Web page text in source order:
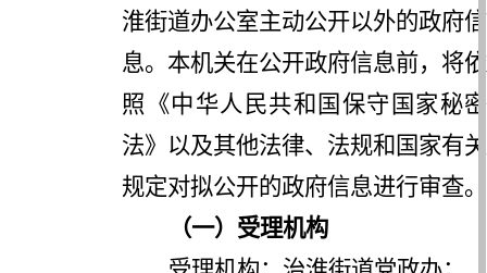
淮街道办公室主动公开以外的政府信
息。本机关在公开政府信息前，将依
照《中华人民共和国保守国家秘密
法》以及其他法律、法规和国家有关
规定对拟公开的政府信息进行审查。
（一）受理机构